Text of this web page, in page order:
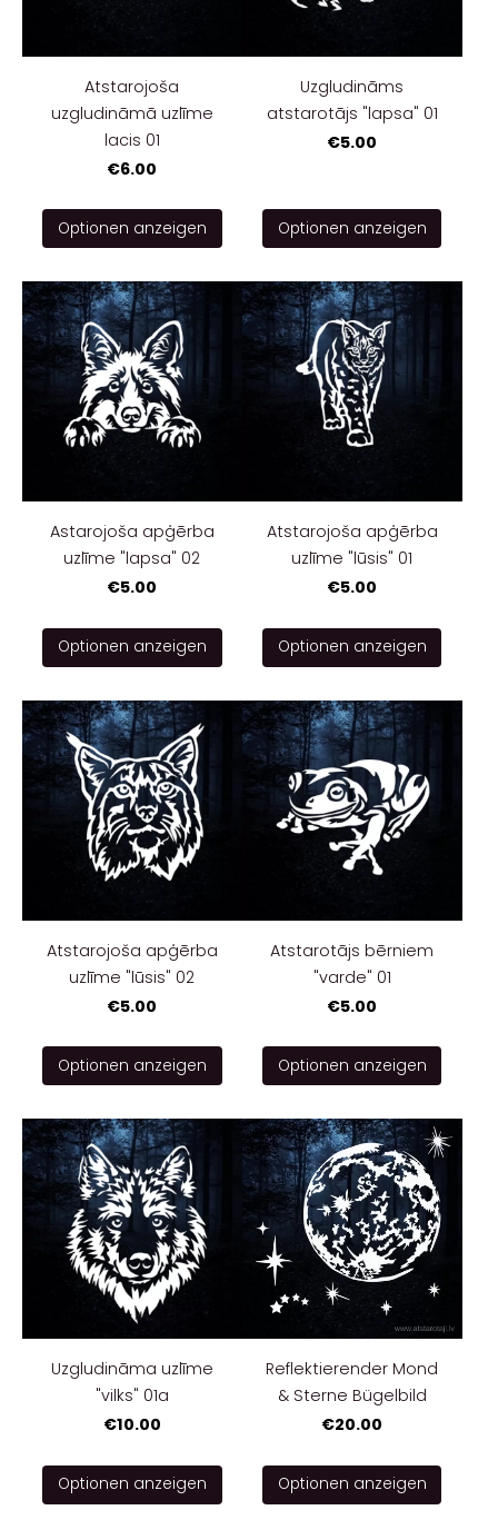
Atstarojoša
uzgludināmā uzlīme
lacis 01
€6.00
Optionen anzeigen
Uzgludināms
atstarotājs "lapsa" 01
€5.00
Optionen anzeigen
Astarojoša apģērba
uzlīme "lapsa" 02
€5.00
Optionen anzeigen
Atstarojoša apģērba
uzlīme "lūsis" 01
€5.00
Optionen anzeigen
Atstarojoša apģērba
uzlīme "lūsis" 02
€5.00
Optionen anzeigen
Atstarotājs bērniem
"varde" 01
€5.00
Optionen anzeigen
Uzgludināma uzlīme
"vilks" 01a
€10.00
Optionen anzeigen
Reflektierender Mond
& Sterne Bügelbild
€20.00
Optionen anzeigen